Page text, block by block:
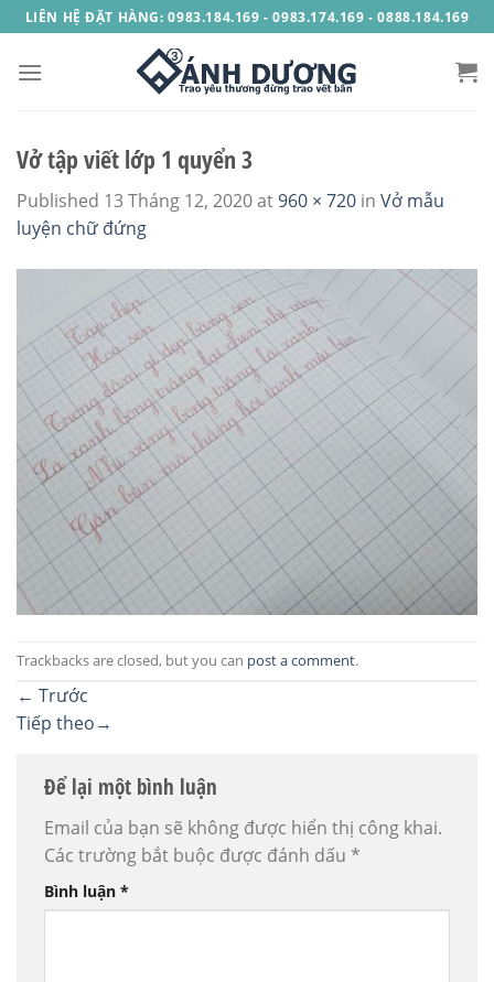
Skip
to
content
LIÊN HỆ ĐẶT HÀNG: 0983.184.169 - 0983.174.169 - 0888.184.169
Vở tập viết lớp 1 quyển 3
Published 13 Tháng 12, 2020at960 × 720 in Vở mẫu
luyện chữ đứng
Trackbacks are closed, but you can post a comment.
← Trước
Tiếp theo→
Để lại một bình luận
Email của bạn sẽ không được hiển thị công khai.
Các trường bắt buộc được đánh dấu *
Bình luận *